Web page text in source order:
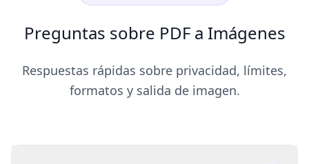
Preguntas sobre PDF a Imágenes
Respuestas rápidas sobre privacidad, límites,
formatos y salida de imagen.